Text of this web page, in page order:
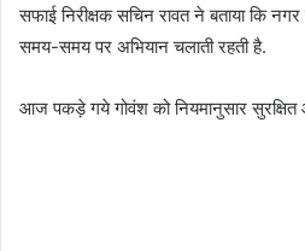
सफाई निरीक्षक सचिन रावत ने बताया कि
समय-समय पर अभियान चलाती रहती है.
आज पकड़े गये गोवंश को नियमानुसार